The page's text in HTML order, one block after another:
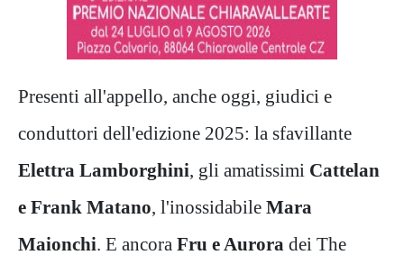
Presenti all'appello, anche oggi, giudici e
conduttori dell'edizione 2025: la sfavillante
Elettra Lamborghini , gli amatissimi Cattelan
e Frank Matano , l'inossidabile Mara
Maionchi . E ancora Fru e Aurora dei The